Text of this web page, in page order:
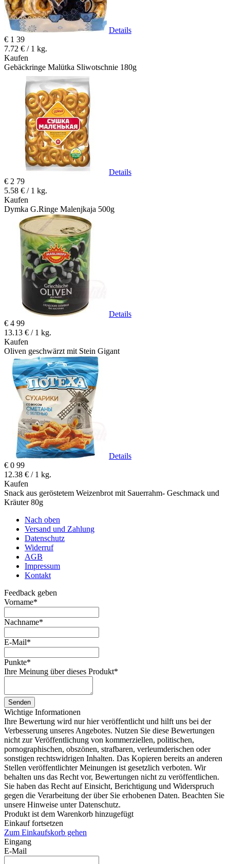
Details
€ 1 39
7.72 € / 1 kg.
Kaufen
Gebäckringe Malütka Sliwotschnie 180g
Details
€ 2 79
5.58 € / 1 kg.
Kaufen
Dymka G.Ringe Malenjkaja 500g
Details
€ 4 99
13.13 € / 1 kg.
Kaufen
Oliven geschwärzt mit Stein Gigant
Details
€ 0 99
12.38 € / 1 kg.
Kaufen
Snack aus geröstetem Weizenbrot mit Sauerrahm- Geschmack und
Kräuter 80g
Nach oben
Versand und Zahlung
Datenschutz
Widerruf
AGB
Impressum
Kontakt
Feedback geben
Vorname*
Nachname*
E-Mail*
Punkte*
Ihre Meinung über dieses Produkt*
Senden
Wichtige Informationen
Ihre Bewertung wird nur hier veröffentlicht und hilft uns bei der
Verbesserung unseres Angebotes. Nutzen Sie diese Bewertungen
nicht zur Veröffentlichung von kommerziellen, politischen,
pornographischen, obszönen, strafbaren, verleumderischen oder
sonstigen rechtswidrigen Inhalten. Das Kopieren bereits an anderen
Stellen veröffentlichter Meinungen ist gesetzlich verboten. Wir
behalten uns das Recht vor, Bewertungen nicht zu veröffentlichen.
Sie haben das Recht auf Einsicht, Berichtigung und Widerspruch
gegen die Verarbeitung der über Sie erhobenen Daten. Beachten Sie
unsere Hinweise unter Datenschutz.
Produkt ist dem Warenkorb hinzugefügt
Einkauf fortsetzen
Zum Einkaufskorb gehen
Eingang
E-Mail